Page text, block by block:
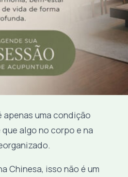
uma condição
algo no corpo e na
Chinesa, isso não é um